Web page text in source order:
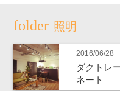
照明
2016/06/28
ダクトレ
ネート